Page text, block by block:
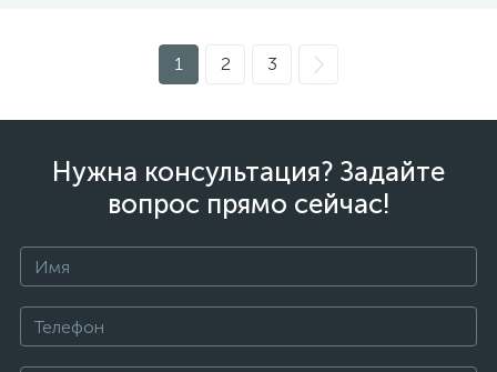
1 2 3
Нужна консультация? Задайте
вопрос прямо сейчас!